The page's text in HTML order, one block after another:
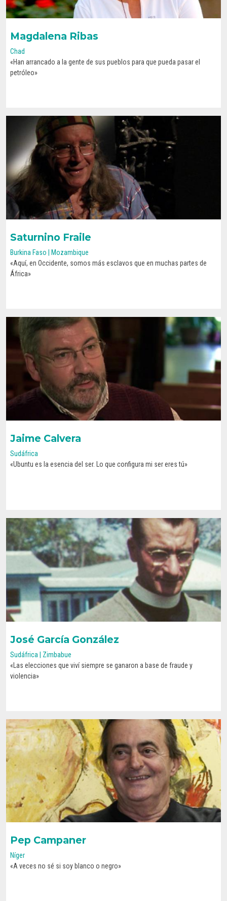
Magdalena Ribas
Chad
«Han arrancado a la gente de sus pueblos para que pueda pasar el
petróleo»
CONOCE SU HISTORIA
Saturnino Fraile
Burkina Faso | Mozambique
«Aquí, en Occidente, somos más esclavos que en muchas partes de
África»
CONOCE SU HISTORIA
Jaime Calvera
Sudáfrica
«Ubuntu es la esencia del ser. Lo que configura mi ser eres tú»
CONOCE SU HISTORIA
José García González
Sudáfrica | Zimbabue
«Las elecciones que viví siempre se ganaron a base de fraude y
violencia»
CONOCE SU HISTORIA
Pep Campaner
Níger
«A veces no sé si soy blanco o negro»
CONOCE SU HISTORIA